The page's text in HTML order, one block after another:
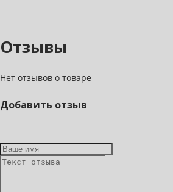
Отзывы
Нет отзывов о товаре
Добавить отзыв